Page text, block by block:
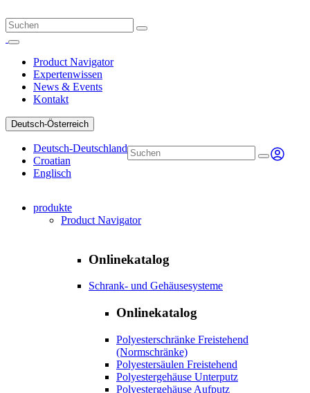
Product Navigator
Expertenwissen
News & Events
Kontakt
Deutsch-Österreich
Deutsch-Deutschland
Croatian
Englisch
produkte
Product Navigator
Onlinekatalog
Schrank- und Gehäusesysteme
Onlinekatalog
Polyesterschränke Freistehend
(Normschränke)
Polyestersäulen Freistehend
Polyestergehäuse Unterputz
Polyestergehäuse Aufputz